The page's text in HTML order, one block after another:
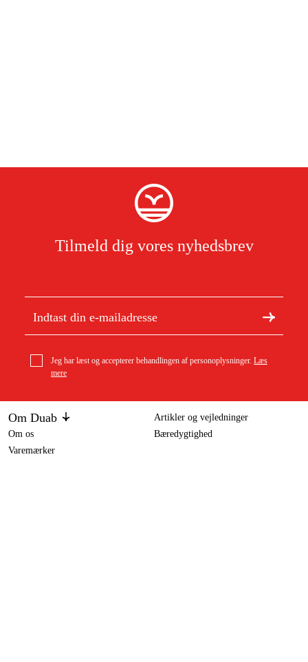
Tilmeld dig vores nyhedsbrev
Jeg har læst og accepterer behandlingen af personoplysninger. Læs
mere
Om Duab
Om os
Varemærker
Artikler og vejledninger
Bæredygtighed